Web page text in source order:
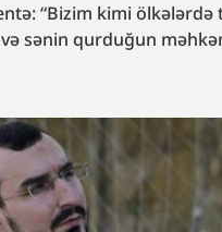
“Bizim kimi ölkələrdə
sənin qurduğun